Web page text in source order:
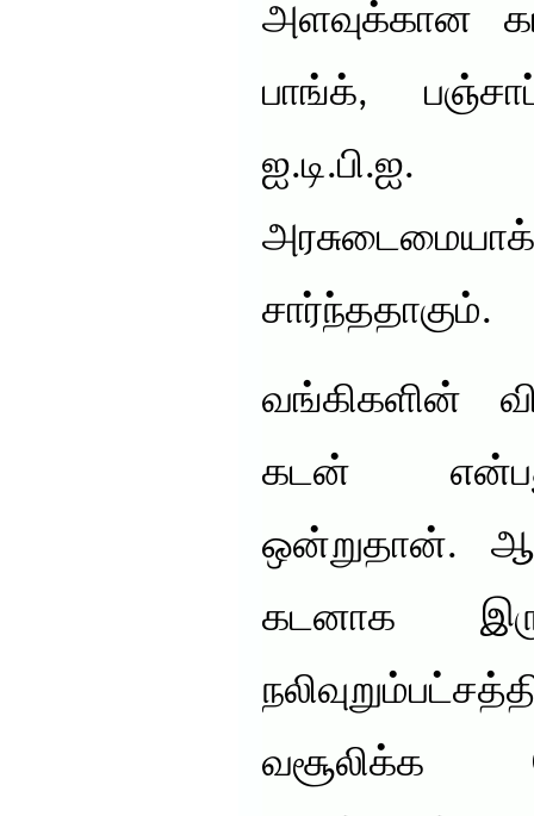
அளவுக்கான
பாங்க்,
சார்ந்ததாகும்.
வங்கிகளின்
கடன்
ஒன்றுதான்.
கடனாக
வசூலிக்க